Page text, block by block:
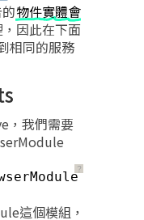
物件實體會
因此在下面
相同的服務
，我們需要
？ ],
這個模組，